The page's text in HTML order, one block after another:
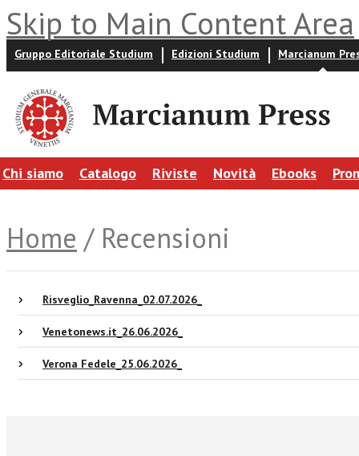
Skip to Main Content Area
Gruppo Editoriale Studium Edizioni Studium Marcianum
Chi siamo Catalogo Riviste Novità Ebooks
Home / Recensioni
Risveglio_Ravenna_02.07.2026_
Venetonews.it_26.06.2026_
Verona Fedele_25.06.2026_